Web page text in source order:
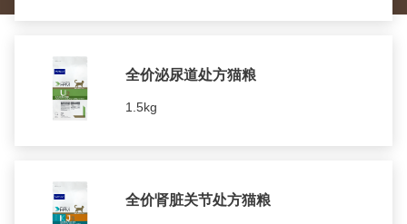
全价泌尿道处方猫粮
1.5kg
全价肾脏关节处方猫粮